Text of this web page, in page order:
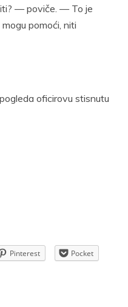
— poviče. — To je
pomoći, niti
oficirovu stisnutu
Pinterest
Pocket